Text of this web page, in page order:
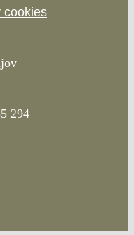
cookies
294